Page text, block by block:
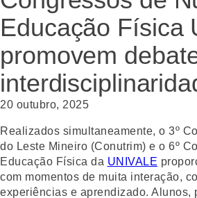
Educação Física
promovem
20 outubro, 2025
Realizados simultaneamente, o 3º
do Leste Mineiro (Conutrim) e o 6º
Educação Física da UNIVALE
com momentos de muita interação,
experiências e aprendizado. Alunos,